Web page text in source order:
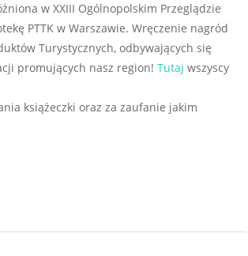
w XXIII Ogólnopolskim Przeglądzie
PTTK w Warszawie. Wręczenie nagród
Turystycznych, odbywających się
promujących nasz region! Tutaj wszyscy
książeczki oraz za zaufanie jakim